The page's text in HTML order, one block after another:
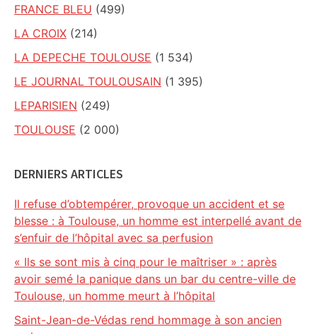
FRANCE BLEU (499)
LA CROIX (214)
LA DEPECHE TOULOUSE (1 534)
LE JOURNAL TOULOUSAIN (1 395)
LEPARISIEN (249)
TOULOUSE (2 000)
DERNIERS ARTICLES
Il refuse d’obtempérer, provoque un accident et se
blesse : à Toulouse, un homme est interpellé avant de
s’enfuir de l’hôpital avec sa perfusion
« Ils se sont mis à cinq pour le maîtriser » : après
avoir semé la panique dans un bar du centre-ville de
Toulouse, un homme meurt à l’hôpital
Saint-Jean-de-Védas rend hommage à son ancien